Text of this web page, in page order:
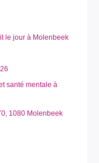
le jour à Molenbeek
santé mentale à
1080 Molenbeek